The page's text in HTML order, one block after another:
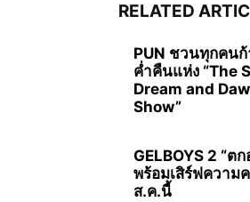
RELATED
PUN ชวนทุกคน
ค่ำคืนแห่ง “The
Dream and
Show”
GELBOYS 2 “ต
พร้อมเสิร์ฟความ
ส.ค.นี้